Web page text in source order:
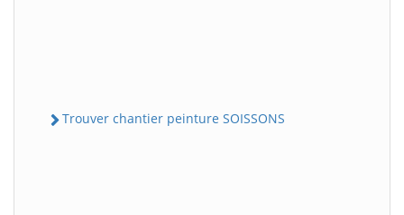
Trouver chantier peinture SOISSONS